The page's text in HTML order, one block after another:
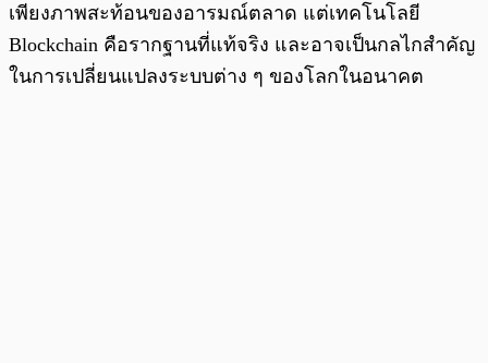
เพียงภาพสะท้อนของอารมณ์ตลาด แต่เทคโนโลยี
Blockchain คือรากฐานที่แท้จริง และอาจเป็นกลไกสำคัญ
ในการเปลี่ยนแปลงระบบต่าง ๆ ของโลกในอนาคต